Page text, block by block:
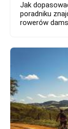
Jak
poradniku
rowerów